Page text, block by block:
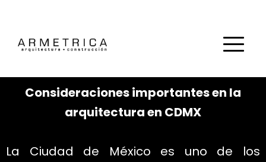
Consideraciones importantes en la
arquitectura en CDMX
La Ciudad de México es uno de los